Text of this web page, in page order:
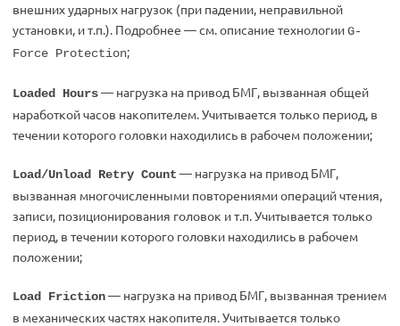
внешних ударных нагрузок (при падении, неправильной
установки, и т.п.). Подробнее — см. описание технологииG-
Force Protection;
Loaded Hours— нагрузка на привод БМГ, вызванная общей
наработкой часов накопителем. Учитывается только период, в
течении которого головки находились в рабочем положении;
Load/Unload Retry Count — нагрузка на привод БМГ,
вызванная многочисленными повторениями операций чтения,
записи, позиционирования головок и т.п. Учитывается только
период, в течении которого головки находились в рабочем
положении;
Load Friction— нагрузка на привод БМГ, вызванная трением
в механических частях накопителя. Учитывается только